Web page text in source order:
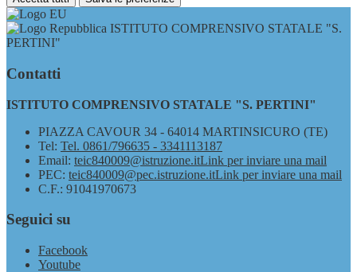
ISTITUTO COMPRENSIVO STATALE "S.
PERTINI"
Contatti
ISTITUTO COMPRENSIVO STATALE "S. PERTINI"
PIAZZA CAVOUR 34 - 64014 MARTINSICURO (TE)
Tel: Tel. 0861/796635 - 3341113187
Email: teic840009@istruzione.itLink per inviare una mail
PEC: teic840009@pec.istruzione.itLink per inviare una mail
C.F.: 91041970673
Seguici su
Facebook
Youtube